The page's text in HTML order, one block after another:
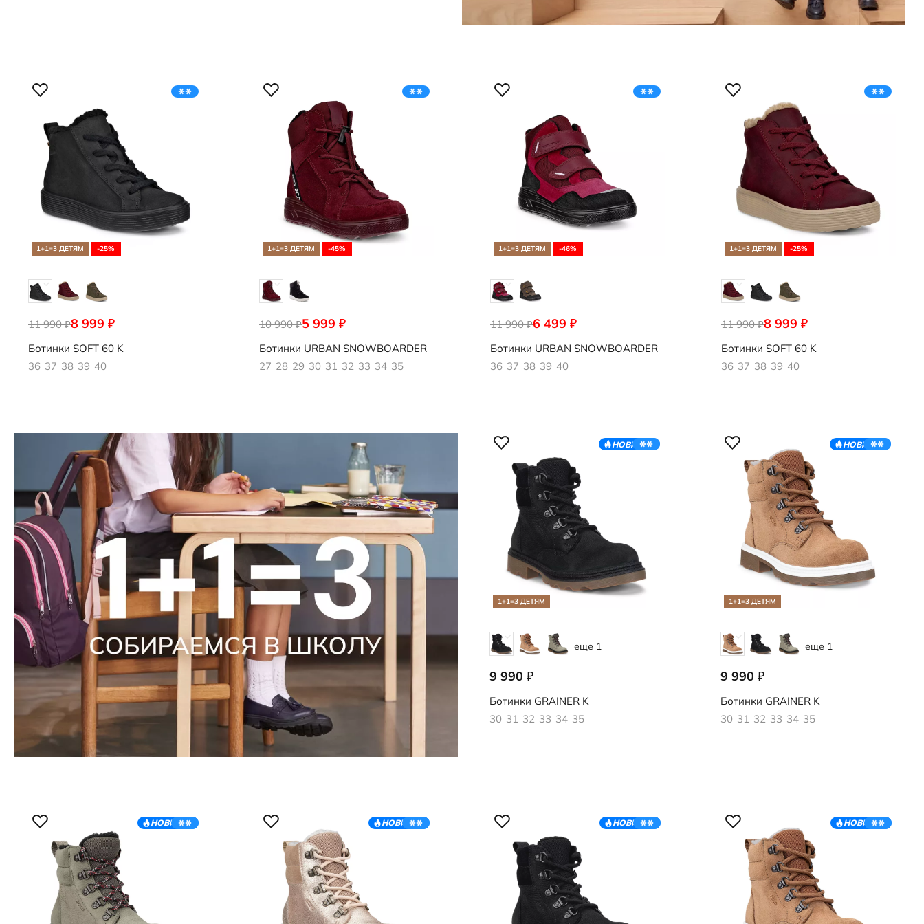
1+1=3 ДЕТЯМ -25%
8 999 ₽
11 990₽
713873/02001
Ботинки SOFT 60 K
36 37 38 39 40
1+1=3 ДЕТЯМ -45%
5 999 ₽
10 990₽
722362/61359
Ботинки URBAN SNOWBOARDER
27 28 29 30 31 32 33 34 35
1+1=3 ДЕТЯМ -46%
6 499 ₽
11 990₽
722403/61354
Ботинки URBAN SNOWBOARDER
36 37 38 39 40
1+1=3 ДЕТЯМ -25%
8 999 ₽
11 990₽
713873/61291
Ботинки SOFT 60 K
36 37 38 39 40
НОВИНКА
1+1=3 ДЕТЯМ
еще 1
9 990 ₽
728292/51052
Ботинки GRAINER K
30 31 32 33 34 35
НОВИНКА
1+1=3 ДЕТЯМ
еще 1
9 990 ₽
728292/51055
Ботинки GRAINER K
30 31 32 33 34 35
НОВИНКА НОВИНКА НОВИНКА НОВИНКА